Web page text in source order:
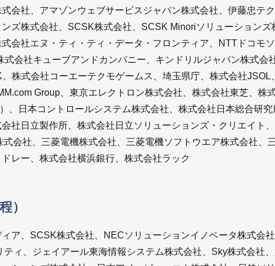
会社、アマゾンウェブサービスジャパン株式会社、伊藤忠テ
ズ株式会社、SCSK株式会社、SCSK Minoriソリューション
会社エヌ・ティ・ティ・データ・フロンティア、NTTドコモ
式会社キューブアンドカンパニー、キンドリルジャパン株式会
株式会社コーエーテクモゲームス、埼玉県庁、株式会社
Group、東京エレクトロン株式会社、株式会社東芝、株
、日本コントロールシステム株式会社、株式会社日本総合研
社日立製作所、株式会社日立ソリューションズ・クリエイト
会社、三菱電機株式会社、三菱電機ソフトウエア株式会社、
レー、株式会社横浜銀行、株式会社ラック
）
ア、SCSK株式会社、NECソリューションイノベータ株式会
ィ、ジェイアール東海情報システム株式会社、Sky株式会社